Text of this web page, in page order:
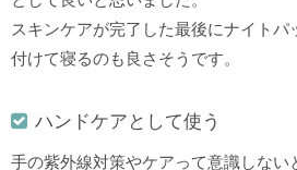
スキンケアが完了した最後にナイトパ
付けて寝るのも良さそうです。
ハンドケアとして使う
手の紫外線対策やケアって意識しない